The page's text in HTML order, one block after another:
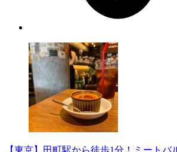
【東京】田町駅から徒歩1分！ミートバ